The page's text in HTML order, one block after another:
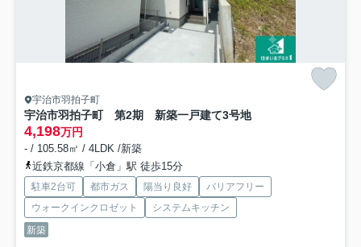
宇治市羽拍子町
宇治市羽拍子町 第2期 新築一戸建て3号地
4,198万円
- / 105.58㎡ / 4LDK /新築
近鉄京都線「小倉」駅 徒歩15分
駐車2台可 都市ガス 陽当り良好
バリアフリー
ウォークインクロゼット
システムキッチン
新築